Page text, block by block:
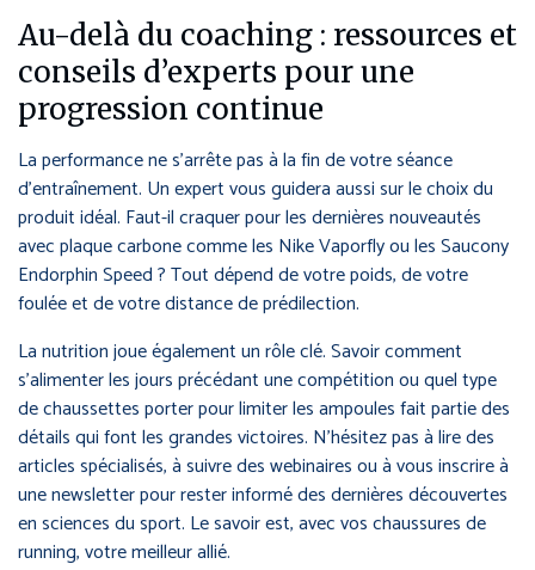
Au-delà du coaching : ressources et
conseils d’experts pour une
progression continue
La performance ne s’arrête pas à la fin de votre séance
d’entraînement. Un expert vous guidera aussi sur le choix du
produit idéal. Faut-il craquer pour les dernières nouveautés
avec plaque carbone comme les Nike Vaporfly ou les Saucony
Endorphin Speed ? Tout dépend de votre poids, de votre
foulée et de votre distance de prédilection.
La nutrition joue également un rôle clé. Savoir comment
s’alimenter les jours précédant une compétition ou quel type
de chaussettes porter pour limiter les ampoules fait partie des
détails qui font les grandes victoires. N’hésitez pas à lire des
articles spécialisés, à suivre des webinaires ou à vous inscrire à
une newsletter pour rester informé des dernières découvertes
en sciences du sport. Le savoir est, avec vos chaussures de
running, votre meilleur allié.